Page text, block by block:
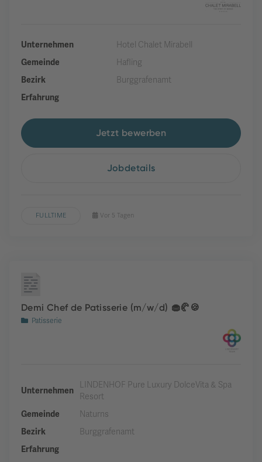
Unternehmen
Hotel Chalet Mirabell
Gemeinde
Hafling
Bezirk
Burggrafenamt
Erfahrung
Jetzt bewerben
Jobdetails
FULLTIME Vor 5 Tagen
Demi Chef de Patisserie (m/w/d) 🧁🥐🍪
Patisserie
Unternehmen
LINDENHOF Pure Luxury DolceVita & Spa
Resort
Gemeinde
Naturns
Bezirk
Burggrafenamt
Erfahrung